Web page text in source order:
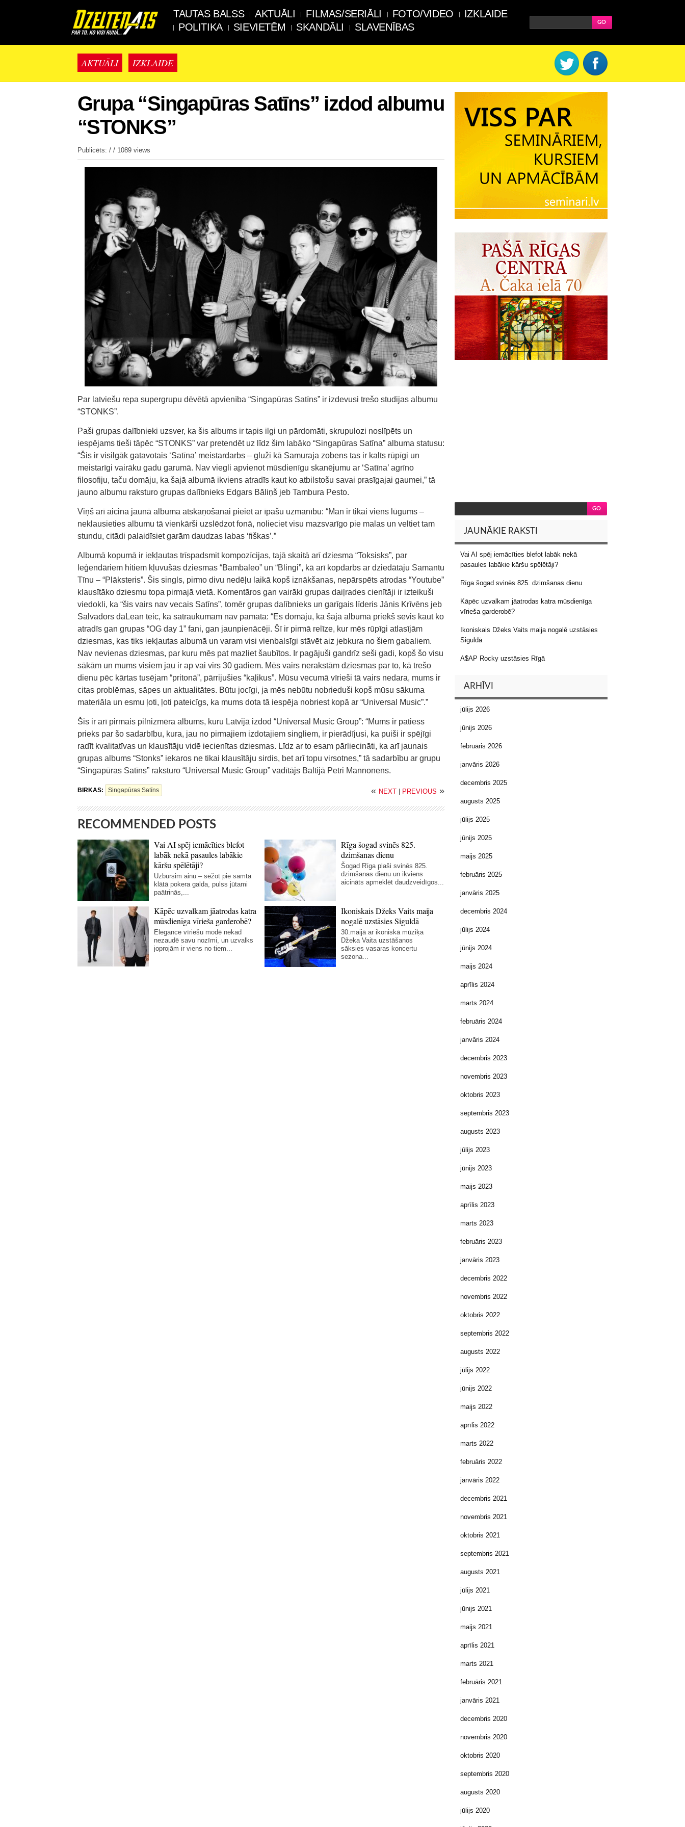
TAUTAS BALSS AKTUĀLI FILMAS/SERIĀLI FOTO/VIDEO
IZKLAIDE
POLITIKA
SIEVIETĒM SKANDĀLI SLAVENĪBAS
AKTUĀLI IZKLAIDE
Grupa “Singapūras Satīns” izdod albumu
“STONKS”
Publicēts: / / 1089 views
Par latviešu repa supergrupu dēvētā apvienība “Singapūras Satīns” ir izdevusi trešo studijas albumu
“STONKS”.
Paši grupas dalībnieki uzsver, ka šis albums ir tapis ilgi un pārdomāti, skrupulozi noslīpēts un
iespējams tieši tāpēc “STONKS” var pretendēt uz līdz šim labāko “Singapūras Satīna” albuma statusu:
“Šis ir visilgāk gatavotais ‘Satīna’ meistardarbs – gluži kā Samuraja zobens tas ir kalts rūpīgi un
meistarīgi vairāku gadu garumā. Nav viegli apvienot mūsdienīgu skanējumu ar ‘Satīna’ agrīno
filosofiju, taču domāju, ka šajā albumā ikviens atradīs kaut ko atbilstošu savai prasīgajai gaumei,” tā
jauno albumu raksturo grupas dalībnieks Edgars Bāliņš jeb Tambura Pesto.
Viņš arī aicina jaunā albuma atskaņošanai pieiet ar īpašu uzmanību: “Man ir tikai viens lūgums –
neklausieties albumu tā vienkārši uzslēdzot fonā, nolieciet visu mazsvarīgo pie malas un veltiet tam
stundu, citādi palaidīsiet garām daudzas labas ‘fiškas’.”
Albumā kopumā ir iekļautas trīspadsmit kompozīcijas, tajā skaitā arī dziesma “Toksisks”, par
leģendāriem hitiem kļuvušās dziesmas “Bambaleo” un “Blingi”, kā arī kopdarbs ar dziedātāju Samantu
Tīnu – “Plāksteris”. Šis singls, pirmo divu nedēļu laikā kopš iznākšanas, nepārspēts atrodas “Youtube”
klausītāko dziesmu topa pirmajā vietā. Komentāros gan vairāki grupas daiļrades cienītāji ir izteikuši
viedokli, ka “šis vairs nav vecais Satīns”, tomēr grupas dalībnieks un garīgais līderis Jānis Krīvēns jeb
Salvadors daLean teic, ka satraukumam nav pamata: “Es domāju, ka šajā albumā priekš sevis kaut ko
atradīs gan grupas “OG day 1” fani, gan jaunpienācēji. Šī ir pirmā relīze, kur mēs rūpīgi atlasījām
dziesmas, kas tiks iekļautas albumā un varam visi vienbalsīgi stāvēt aiz jebkura no šiem gabaliem.
Nav nevienas dziesmas, par kuru mēs pat mazliet šaubītos. Ir pagājuši gandrīz seši gadi, kopš šo visu
sākām un mums visiem jau ir ap vai virs 30 gadiem. Mēs vairs nerakstām dziesmas par to, kā trešo
dienu pēc kārtas tusējam “pritonā”, pārrijušies “kaļikus”. Mūsu vecumā vīrieši tā vairs nedara, mums ir
citas problēmas, sāpes un aktualitātes. Būtu jocīgi, ja mēs nebūtu nobrieduši kopš mūsu sākuma
materiāla un esmu ļoti, ļoti pateicīgs, ka mums dota tā iespēja nobriest kopā ar “Universal Music”.”
Šis ir arī pirmais pilnizmēra albums, kuru Latvijā izdod “Universal Music Group”: “Mums ir patiess
prieks par šo sadarbību, kura, jau no pirmajiem izdotajiem singliem, ir pierādījusi, ka puiši ir spējīgi
radīt kvalitatīvas un klausītāju vidē iecienītas dziesmas. Līdz ar to esam pārliecināti, ka arī jaunais
grupas albums “Stonks” iekaros ne tikai klausītāju sirdis, bet arī topu virsotnes,” tā sadarbību ar grupu
“Singapūras Satīns” raksturo “Universal Music Group” vadītājs Baltijā Petri Mannonens.
BIRKAS: Singapūras Satīns « NEXT PREVIOUS »
RECOMMENDED POSTS
Vai AI spēj iemācīties blefot
labāk nekā pasaules labākie
kāršu spēlētāji?
Uzbursim ainu – sēžot pie samta
klātā pokera galda, pulss jūtami
paātrinās,...
Rīga šogad svinēs 825.
dzimšanas dienu
Šogad Rīga plaši svinēs 825.
dzimšanas dienu un ikviens
aicināts apmeklēt daudzveidīgos...
Kāpēc uzvalkam jāatrodas katra
mūsdienīga vīrieša garderobē?
Elegance vīriešu modē nekad
nezaudē savu nozīmi, un uzvalks
joprojām ir viens no tiem...
Ikoniskais Džeks Vaits maija
nogalē uzstāsies Siguldā
30.maijā ar ikoniskā mūziķa
Džeka Vaita uzstāšanos
sāksies vasaras koncertu
sezona...
JAUNĀKIE RAKSTI
Vai AI spēj iemācīties blefot labāk nekā
pasaules labākie kāršu spēlētāji?
Rīga šogad svinēs 825. dzimšanas dienu
Kāpēc uzvalkam jāatrodas katra mūsdienīga
vīrieša garderobē?
Ikoniskais Džeks Vaits maija nogalē uzstāsies
Siguldā
A$AP Rocky uzstāsies Rīgā
ARHĪVI
jūlijs 2026
jūnijs 2026
februāris 2026
janvāris 2026
decembris 2025
augusts 2025
jūlijs 2025
jūnijs 2025
maijs 2025
februāris 2025
janvāris 2025
decembris 2024
jūlijs 2024
jūnijs 2024
maijs 2024
aprīlis 2024
marts 2024
februāris 2024
janvāris 2024
decembris 2023
novembris 2023
oktobris 2023
septembris 2023
augusts 2023
jūlijs 2023
jūnijs 2023
maijs 2023
aprīlis 2023
marts 2023
februāris 2023
janvāris 2023
decembris 2022
novembris 2022
oktobris 2022
septembris 2022
augusts 2022
jūlijs 2022
jūnijs 2022
maijs 2022
aprīlis 2022
marts 2022
februāris 2022
janvāris 2022
decembris 2021
novembris 2021
oktobris 2021
septembris 2021
augusts 2021
jūlijs 2021
jūnijs 2021
maijs 2021
aprīlis 2021
marts 2021
februāris 2021
janvāris 2021
decembris 2020
novembris 2020
oktobris 2020
septembris 2020
augusts 2020
jūlijs 2020